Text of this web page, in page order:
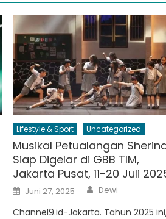
Lifestyle & Sport Uncategorized
Musikal Petualangan
Siap Digelar di GBB TIM,
Jakarta Pusat, 11-20 Juli
Posted
on
Juni 27, 2025 Author
Dewi
Channel9.id-Jakarta. Tahun 2025